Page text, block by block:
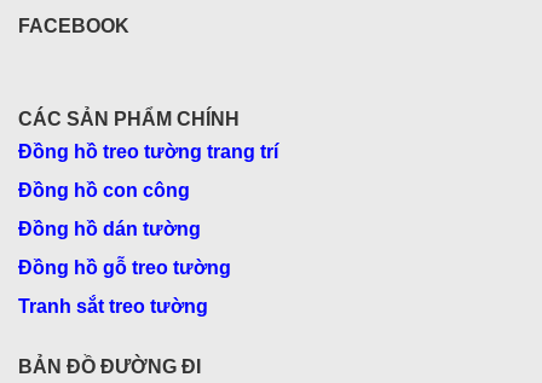
FACEBOOK
CÁC SẢN PHẨM CHÍNH
Đồng hồ treo tường trang trí
Đồng hồ con công
Đồng hồ dán tường
Đồng hồ gỗ treo tường
Tranh sắt treo tường
BẢN ĐỒ ĐƯỜNG ĐI